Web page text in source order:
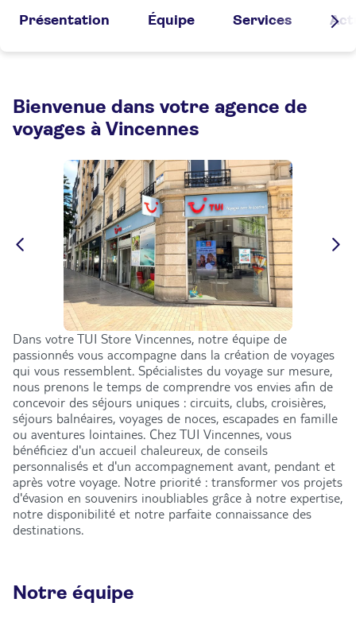
Présentation Équipe Services
Bienvenue dans votre agence de
voyages à Vincennes
Dans votre TUI Store Vincennes, notre équipe de
passionnés vous accompagne dans la création de voyages
qui vous ressemblent. Spécialistes du voyage sur mesure,
nous prenons le temps de comprendre vos envies afin de
concevoir des séjours uniques : circuits, clubs, croisières,
séjours balnéaires, voyages de noces, escapades en famille
ou aventures lointaines. Chez TUI Vincennes, vous
bénéficiez d'un accueil chaleureux, de conseils
personnalisés et d'un accompagnement avant, pendant et
après votre voyage. Notre priorité : transformer vos projets
d'évasion en souvenirs inoubliables grâce à notre expertise,
notre disponibilité et notre parfaite connaissance des
destinations.
Notre équipe